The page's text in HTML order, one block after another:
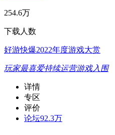
254.6万
下载人数
好游快爆2022年度游戏大赏
玩家最喜爱持续运营游戏入围
详情
专区
评价
论坛92.3万